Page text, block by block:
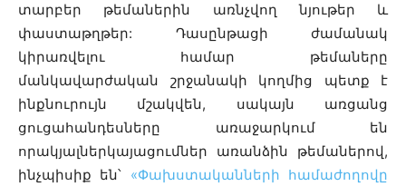
տարբեր թեմաներին առնչվող նյութեր և
փաստաթղթեր: Դասընթացի ժամանակ
կիրառվելու համար թեմաները
մանկավարժական շրջանակի կողմից պետք է
ինքնուրույն մշակվեն, սակայն առցանց
ցուցահանդեսները առաջարկում են
որակյալներկայացումներ առանձին ​​թեմաներով,
ինչպիսիք են՝ «Փախստականների համաժողովը